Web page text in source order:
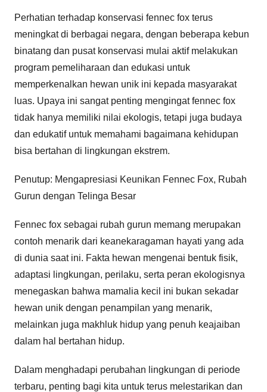
Perhatian terhadap konservasi fennec fox terus
meningkat di berbagai negara, dengan beberapa kebun
binatang dan pusat konservasi mulai aktif melakukan
program pemeliharaan dan edukasi untuk
memperkenalkan hewan unik ini kepada masyarakat
luas. Upaya ini sangat penting mengingat fennec fox
tidak hanya memiliki nilai ekologis, tetapi juga budaya
dan edukatif untuk memahami bagaimana kehidupan
bisa bertahan di lingkungan ekstrem.
Penutup: Mengapresiasi Keunikan Fennec Fox, Rubah
Gurun dengan Telinga Besar
Fennec fox sebagai rubah gurun memang merupakan
contoh menarik dari keanekaragaman hayati yang ada
di dunia saat ini. Fakta hewan mengenai bentuk fisik,
adaptasi lingkungan, perilaku, serta peran ekologisnya
menegaskan bahwa mamalia kecil ini bukan sekadar
hewan unik dengan penampilan yang menarik,
melainkan juga makhluk hidup yang penuh keajaiban
dalam hal bertahan hidup.
Dalam menghadapi perubahan lingkungan di periode
terbaru, penting bagi kita untuk terus melestarikan dan